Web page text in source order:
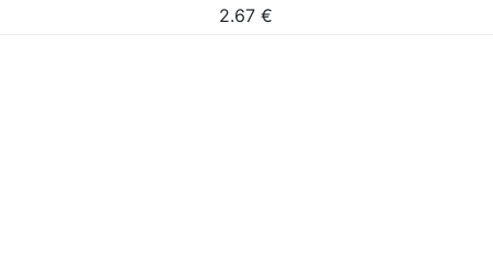
2.67 €